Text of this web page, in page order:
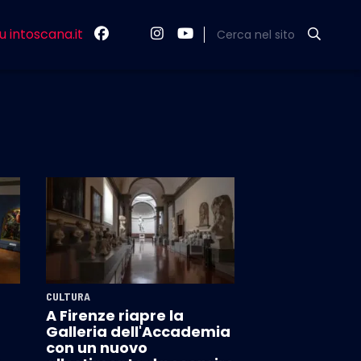
intoscana.it Cerca nel sito
CULTURA
A Firenze riapre la
Galleria dell'Accademia
con un nuovo